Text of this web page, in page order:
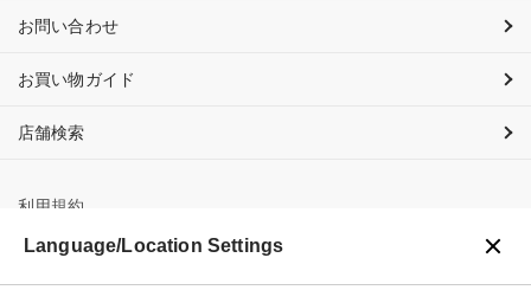
お問い合わせ
お買い物ガイド
店舗検索
利用規約
プライバシーポリシー
Language/Location Settings